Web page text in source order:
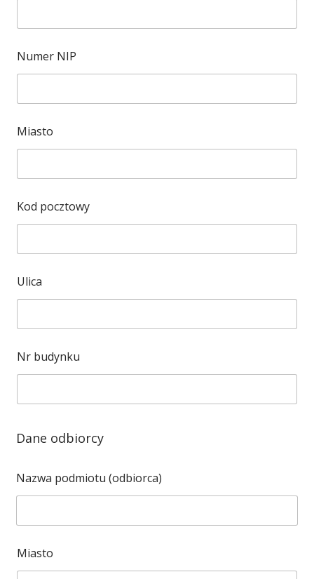
Numer NIP
Miasto
Kod pocztowy
Ulica
Nr budynku
Dane odbiorcy
Nazwa podmiotu (odbiorca)
Miasto